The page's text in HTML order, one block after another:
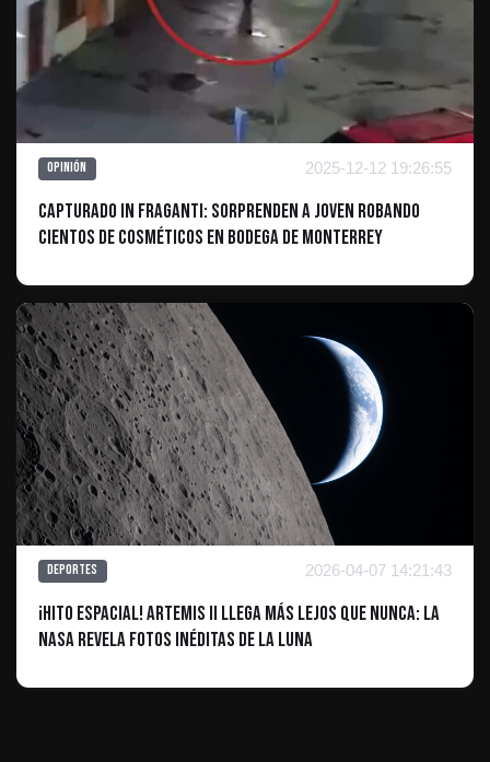
Opinión 2025-12-12 19:26:55
Capturado in fraganti: Sorprenden a Joven Robando
Cientos de Cosméticos en Bodega de Monterrey
Deportes 2026-04-07 14:21:43
¡Hito espacial! Artemis II llega más lejos que nunca: La
NASA revela fotos inéditas de la Luna